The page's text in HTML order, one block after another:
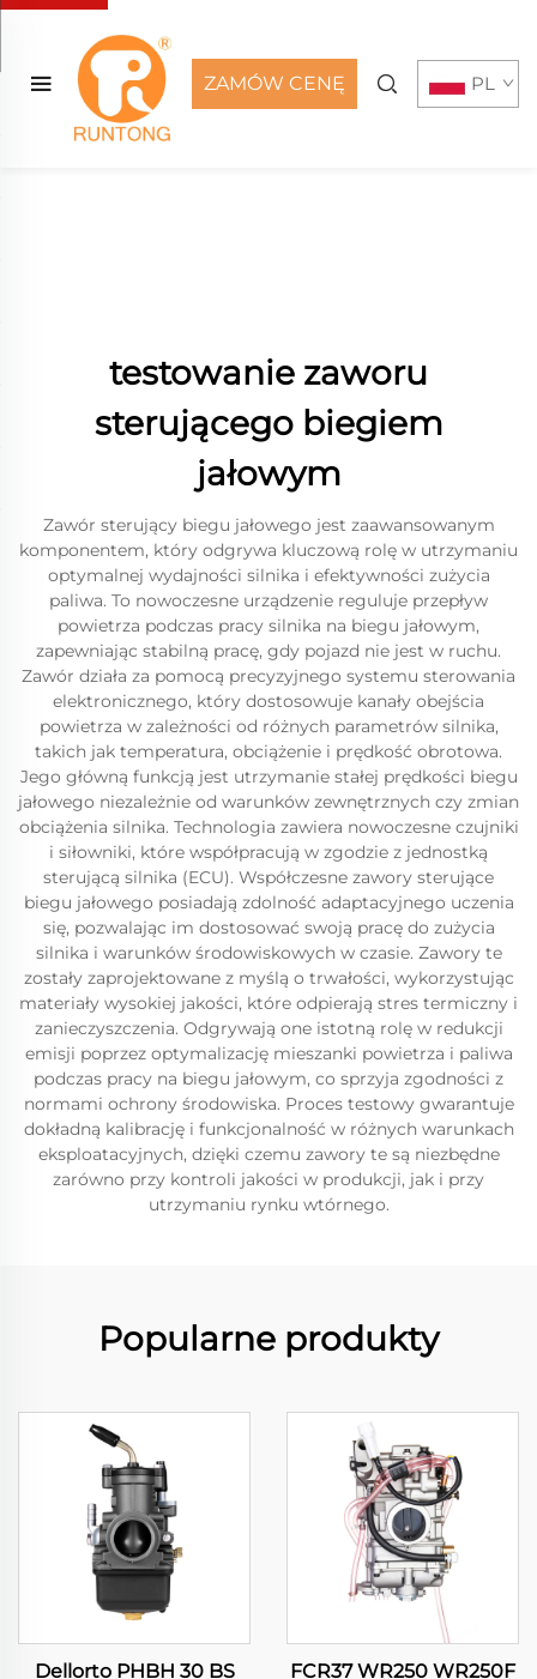
ZAMÓW CENĘ PL
testowanie zaworu
sterującego biegiem
jałowym
Zawór sterujący biegu jałowego jest zaawansowanym
komponentem, który odgrywa kluczową rolę w utrzymaniu
optymalnej wydajności silnika i efektywności zużycia
paliwa. To nowoczesne urządzenie reguluje przepływ
powietrza podczas pracy silnika na biegu jałowym,
zapewniając stabilną pracę, gdy pojazd nie jest w ruchu.
Zawór działa za pomocą precyzyjnego systemu sterowania
elektronicznego, który dostosowuje kanały obejścia
powietrza w zależności od różnych parametrów silnika,
takich jak temperatura, obciążenie i prędkość obrotowa.
Jego główną funkcją jest utrzymanie stałej prędkości biegu
jałowego niezależnie od warunków zewnętrznych czy zmian
obciążenia silnika. Technologia zawiera nowoczesne czujniki
i siłowniki, które współpracują w zgodzie z jednostką
sterującą silnika (ECU). Współczesne zawory sterujące
biegu jałowego posiadają zdolność adaptacyjnego uczenia
się, pozwalając im dostosować swoją pracę do zużycia
silnika i warunków środowiskowych w czasie. Zawory te
zostały zaprojektowane z myślą o trwałości, wykorzystując
materiały wysokiej jakości, które odpierają stres termiczny i
zanieczyszczenia. Odgrywają one istotną rolę w redukcji
emisji poprzez optymalizację mieszanki powietrza i paliwa
podczas pracy na biegu jałowym, co sprzyja zgodności z
normami ochrony środowiska. Proces testowy gwarantuje
dokładną kalibrację i funkcjonalność w różnych warunkach
eksploatacyjnych, dzięki czemu zawory te są niezbędne
zarówno przy kontroli jakości w produkcji, jak i przy
utrzymaniu rynku wtórnego.
Popularne produkty
Dellorto PHBH 30 BS
FCR37 WR250 WR250F